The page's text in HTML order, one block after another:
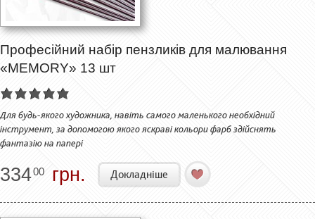
Професійний набір пензликів для малювання
«MEMORY» 13 шт
Для будь-якого художника, навіть самого маленького необхідний
інструмент, за допомогою якого яскраві кольори фарб здійснять
фантазію на папері
33400 грн. Докладніше